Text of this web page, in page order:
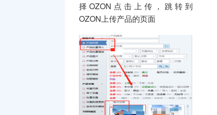
择OZON点击上传，跳转到
OZON上传产品的页面